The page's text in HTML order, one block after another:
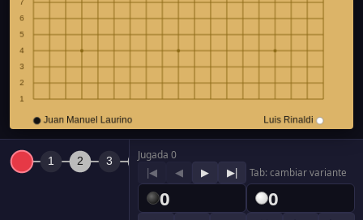
Jugada 0
|◀ ◀ ▶ ▶| Tab: cambiar variante
0 0